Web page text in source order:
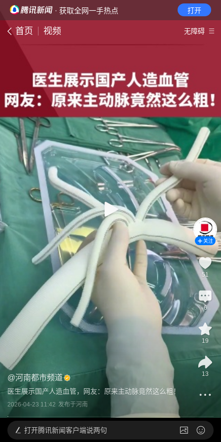
· 获取全网一手热点 打开
首页 视频 无障碍
@河南都市频道
医生展示国产人造血管，网友：原来主动脉竟然这么粗！
2026-04-23 11:42 发布于河南
关注
51
6
19
13
打开腾讯新闻客户端说两句